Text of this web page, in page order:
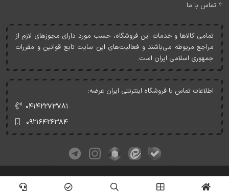
تماس با ما
تمامی کالاها و خدمات اين فروشگاه، حسب مورد دارای مجوزهای لازم از
مراجع مربوطه می‌باشند و فعاليت‌های اين سايت تابع قوانين و مقررات
جمهوری اسلامی ايران است.
اطلاعات تماس با فروشگاه اینترنتی ایران عرضه:
۰۴۱۴۲۲۷۳۷۸۱
۰۹۲۱۶۴۲۶۳۸۴
کلیه حقوق این وبسایت متعلق به ایران عرضه می‌باشد.